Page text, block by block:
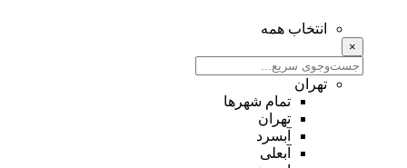
انتخاب همه
×
تهران
تمام شهر‌ها
تهران
آبسرد
آبعلی